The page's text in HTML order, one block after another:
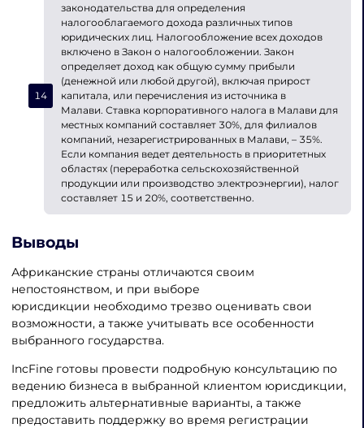
законодательства для определения
налогооблагаемого дохода различных типов
юридических лиц. Налогообложение всех доходов
включено в Закон о налогообложении. Закон
определяет доход как общую сумму прибыли
(денежной или любой другой), включая прирост
капитала, или перечисления из источника в
Малави. Ставка корпоративного налога в Малави для
местных компаний составляет 30%, для филиалов
компаний, незарегистрированных в Малави, – 35%.
Если компания ведет деятельность в приоритетных
областях (переработка сельскохозяйственной
продукции или производство электроэнергии), налог
составляет 15 и 20%, соответственно.
Выводы
Африканские страны отличаются своим
непостоянством, и при выборе
юрисдикции необходимо трезво оценивать свои
возможности, а также учитывать все особенности
выбранного государства.
IncFine готовы провести подробную консультацию по
ведению бизнеса в выбранной клиентом юрисдикции,
предложить альтернативные варианты, а также
предоставить поддержку во время регистрации